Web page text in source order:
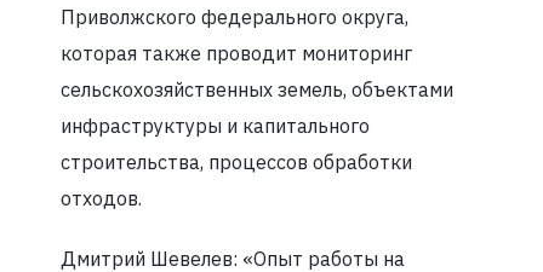
Приволжского федерального округа,
которая также проводит мониторинг
сельскохозяйственных земель, объектами
инфраструктуры и капитального
строительства, процессов обработки
отходов.
Дмитрий Шевелев: «Опыт работы на